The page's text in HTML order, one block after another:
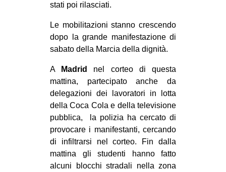
MUSICA
RECENSIONI
INTERNAZIONALE
AFRICA
AMERICHE
ESTREMO ORIENTE
EUROPA
MEDIO ORIENTE
MONDO
stati poi rilasciati.
Le mobilitazioni stanno crescendo
dopo la grande manifestazione di
sabato della Marcia della dignità.
A Madrid
nel corteo di questa
mattina, partecipato anche da
delegazioni dei lavoratori in lotta
della Coca Cola e della televisione
pubblica, la polizia ha cercato di
provocare i manifestanti, cercando
di infiltrarsi nel corteo. Fin dalla
mattina gli studenti hanno fatto
alcuni blocchi stradali nella zona